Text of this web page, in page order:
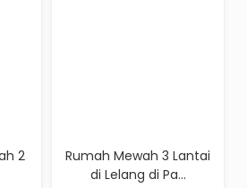
Rumah Mewah 3 Lantai
di Lelang di Pa...
Dijual